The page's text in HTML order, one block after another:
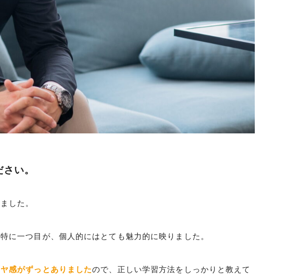
い。
した。
特に一つ目が、個人的にはとても魅力的に映りました。
感がずっとありましたので、正しい学習方法をしっかりと教えて